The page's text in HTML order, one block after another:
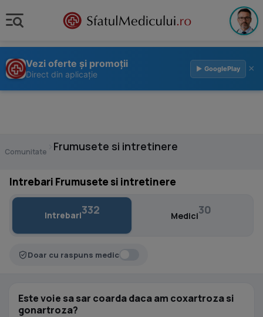
Vezi oferte și promoții
Direct din aplicație
▶ GooglePlay ×
Comunitate Frumusete si intretinere
Intrebari Frumusete si intretinere
Intrebari332 Medici30
Doar cu raspuns medic
Este voie sa sar coarda daca am coxartroza si
gonartroza?